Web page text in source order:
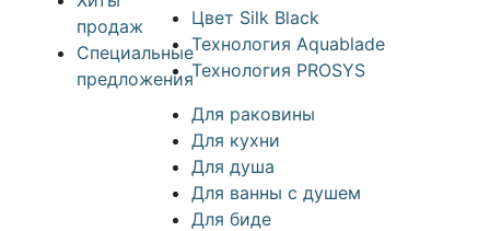
продаж
Специальные
предложения
Цвет Silk Black
Технология Aquablade
Технология PROSYS
Для раковины
Для кухни
Для душа
Для ванны с душем
Для биде